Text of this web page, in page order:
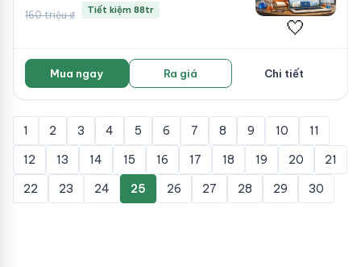
160 triệu ₫ Tiết kiệm 88tr
🤍
Mua ngay Ra giá Chi tiết
1 2 3 4 5 6 7 8 9 10
11
12
13 14 15 16 17 18 19 20
21
22
23 24 25 26 27 28 29 30